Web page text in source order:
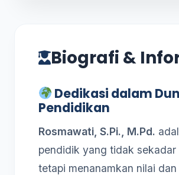
Biografi &
Dedikasi dalam
Pendidikan
Rosmawati, S.Pi., M.Pd.
pendidik yang tidak sekadar
tetapi menanamkan nilai dan